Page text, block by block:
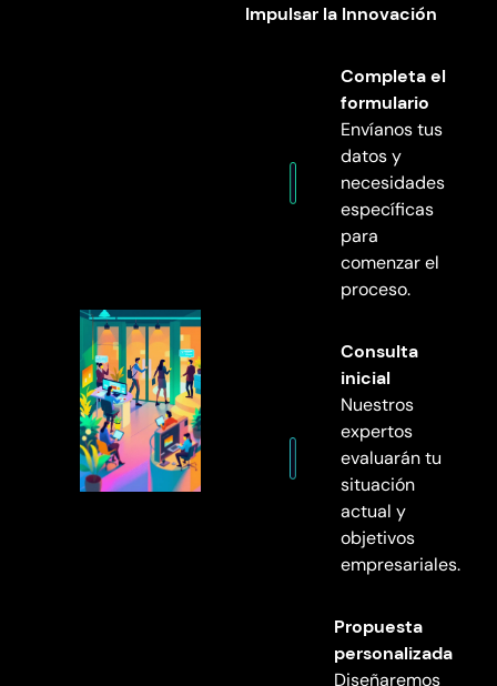
Impulsar la Innovación
Completa el
formulario
Envíanos tus
datos y
necesidades
específicas
para
comenzar el
proceso.
Consulta
inicial
Nuestros
expertos
evaluarán tu
situación
actual y
objetivos
empresariales.
Propuesta
personalizada
Diseñaremos